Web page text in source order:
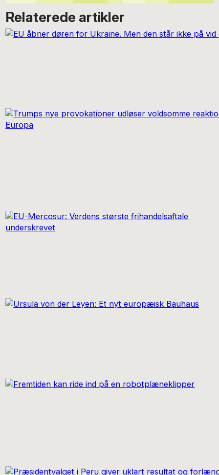
Relaterede artikler